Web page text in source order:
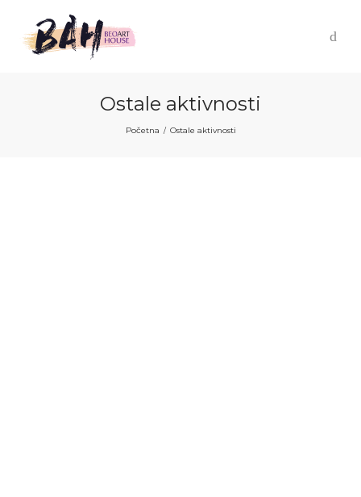
Ostale aktivnosti
Početna / Ostale aktivnosti